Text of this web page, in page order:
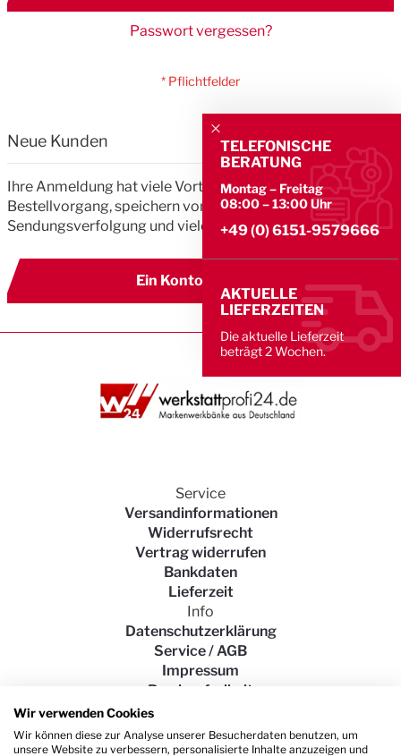
TELEFONISCHE
BERATUNG
Montag – Freitag
08:00 – 13:00 Uhr
+49 (0) 6151-9579666
AKTUELLE
LIEFERZEITEN
Die aktuelle Lieferzeit
beträgt 2 Wochen.
Passwort vergessen?
Neue Kunden
Ihre Anmeldung hat viele Vorteile: schnellerer
Bestellvorgang, speichern von mehreren Adressen,
Sendungsverfolgung und vieles mehr.
Ein Konto erstellen
Service
Versandinformationen
Widerrufsrecht
Vertrag widerrufen
Bankdaten
Lieferzeit
Info
Datenschutzerklärung
Service / AGB
Impressum
Barrierefreiheit
Wir verwenden Cookies
Wir können diese zur Analyse unserer Besucherdaten benutzen, um
unsere Website zu verbessern, personalisierte Inhalte anzuzeigen und